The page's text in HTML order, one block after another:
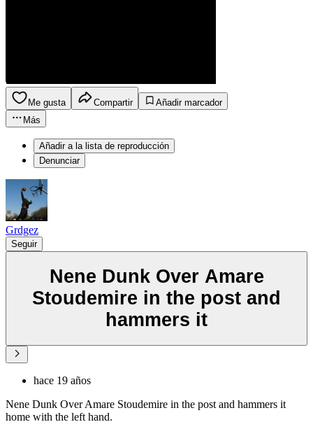
Me gusta Compartir
Añadir marcador
Más
Añadir a la lista de reproducción
Denunciar
Grdgez
Seguir
Nene Dunk Over Amare
Stoudemire in the post and
hammers it
hace 19 años
Nene Dunk Over Amare Stoudemire in the post and hammers it
home with the left hand.